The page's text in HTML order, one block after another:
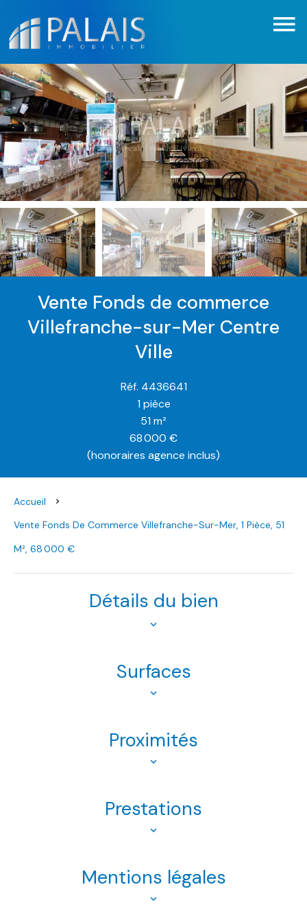
Vente Fonds de commerce
Villefranche-sur-Mer Centre
Ville
Réf. 4436641
1 pièce
51 m²
68 000 €
(honoraires agence inclus)
Accueil
Vente Fonds De Commerce Villefranche-Sur-Mer, 1 Pièce, 51
M², 68 000 €
Détails du bien
Surfaces
Proximités
Prestations
Mentions légales